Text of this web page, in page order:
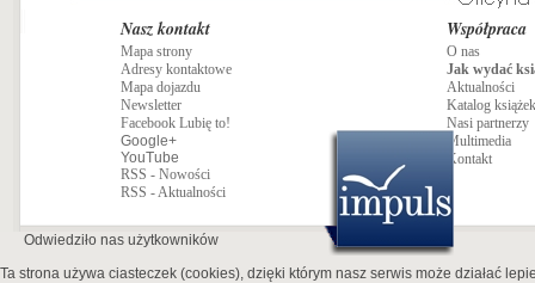
Nasz kontakt
Mapa strony
Adresy kontaktowe
Mapa dojazdu
Newsletter
Facebook Lubię to!
Google+
YouTube
RSS - Nowości
RSS - Aktualności
Współpraca
O nas
Jak wydać
Aktualności
Katalog książek
Nasi partnerzy
Multimedia
Kontakt
Odwiedziło nas użytkowników
Ta strona używa ciasteczek (cookies), dzięki którym nasz serwis może działać